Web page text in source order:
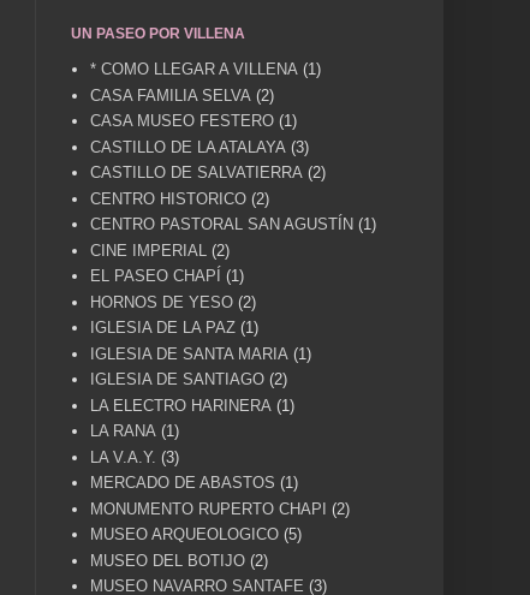
UN PASEO POR VILLENA
* COMO LLEGAR A VILLENA (1)
CASA FAMILIA SELVA (2)
CASA MUSEO FESTERO (1)
CASTILLO DE LA ATALAYA (3)
CASTILLO DE SALVATIERRA (2)
CENTRO HISTORICO (2)
CENTRO PASTORAL SAN AGUSTÍN (1)
CINE IMPERIAL
(2)
EL PASEO CHAPÍ
(1)
HORNOS DE YESO (2)
IGLESIA DE LA PAZ (1)
IGLESIA DE SANTA MARIA (1)
IGLESIA DE SANTIAGO (2)
LA ELECTRO HARINERA (1)
LA RANA (1)
LA V.A.Y. (3)
MERCADO DE ABASTOS (1)
MONUMENTO RUPERTO CHAPI
(2)
MUSEO ARQUEOLOGICO (5)
MUSEO DEL BOTIJO (2)
MUSEO NAVARRO SANTAFE (3)